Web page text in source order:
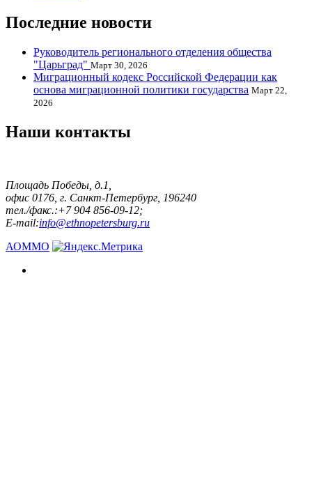
Последние новости
Руководитель регионального отделения общества
"Царьград" Март 30, 2026
Миграционный кодекс Российской Федерации как
основа миграционной политики государства Март 22,
2026
Наши контакты
Площадь Победы, д.1,
офис 0176, г. Санкт-Петербург, 196240
тел./факс.:+7 904 856-09-12;
E-mail:info@ethnopetersburg.ru
АОММО